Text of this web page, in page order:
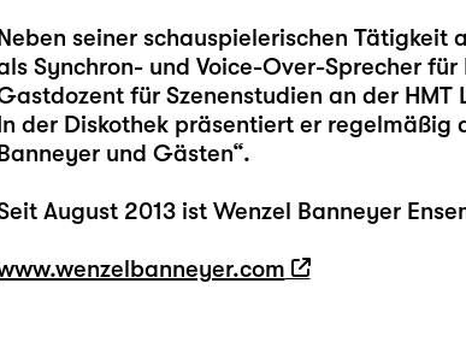
seiner schauspielerischen
Synchron- und Voice-Over-Sprecher
für Szenenstudien an der
der Diskothek präsentiert er regelmäßig
und Gästen“.
August 2013 ist Wenzel Banneyer